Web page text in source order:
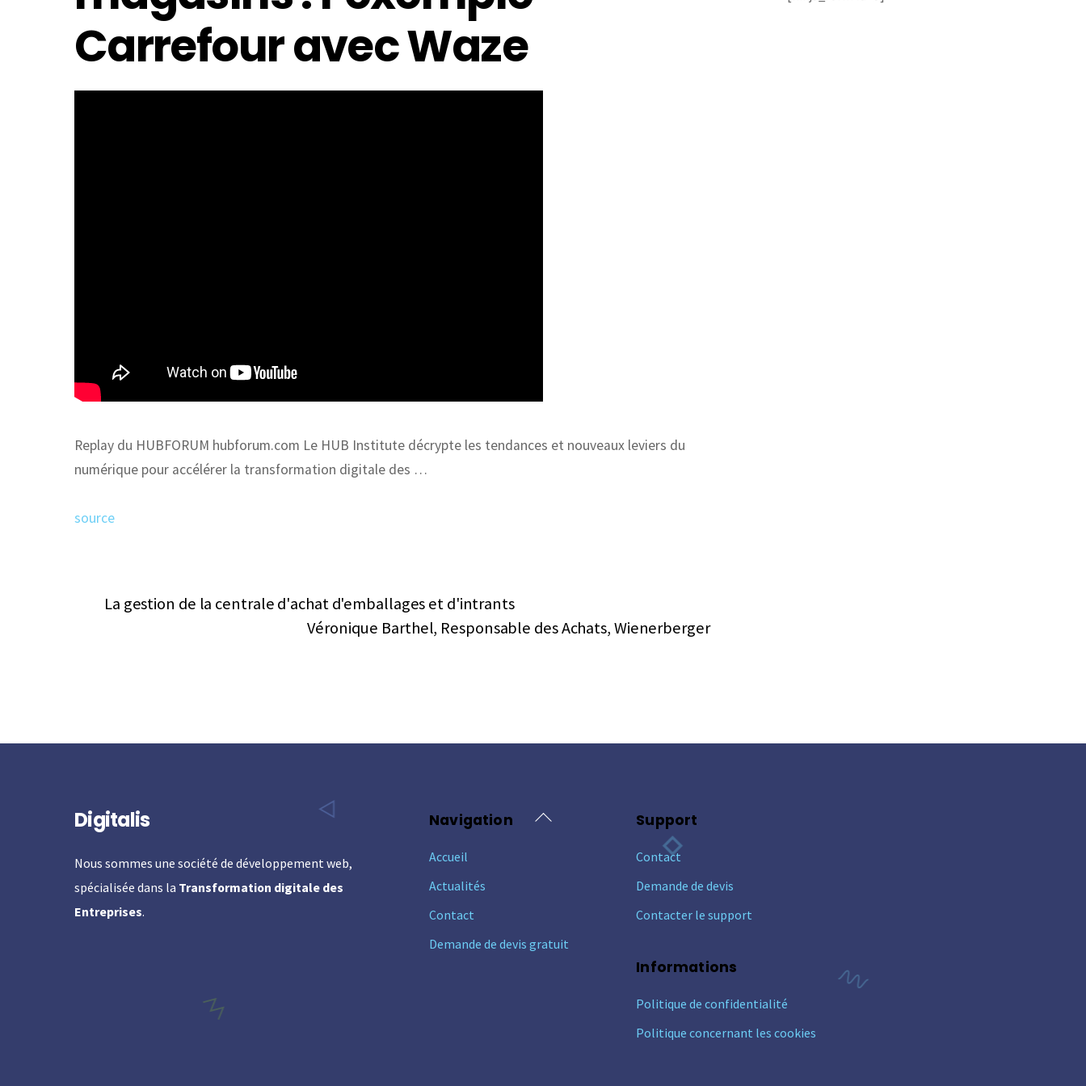
Carrefour avec Waze
Replay du HUBFORUM hubforum.com Le HUB Institute décrypte les tendances et nouveaux leviers du
numérique pour accélérer la transformation digitale des …
source
La gestion de la centrale d'achat d'emballages et d'intrants
Véronique Barthel, Responsable des Achats, Wienerberger
Back
Digitalis
Nous sommes une société de développement web,
spécialisée dans la Transformation digitale des
Entreprises.
Navigation
Accueil
Actualités
Contact
Demande de devis gratuit
Support
Contact
Demande de devis
Contacter le support
Informations
Politique de confidentialité
Politique concernant les cookies